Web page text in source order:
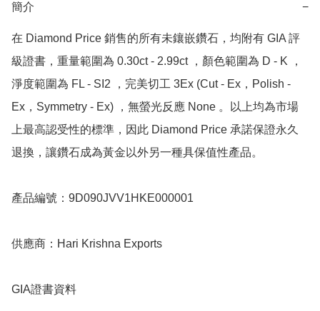
簡介 −
在 Diamond Price 銷售的所有未鑲嵌鑽石，均附有 GIA 評
級證書，重量範圍為 0.30ct - 2.99ct ，顏色範圍為 D - K ，
淨度範圍為 FL - SI2 ，完美切工 3Ex (Cut - Ex，Polish -
Ex，Symmetry - Ex) ，無螢光反應 None 。以上均為市場
上最高認受性的標準，因此 Diamond Price 承諾保證永久
退換，讓鑽石成為黃金以外另一種具保值性產品。
產品編號：9D090JVV1HKE000001
供應商：Hari Krishna Exports
GIA證書資料